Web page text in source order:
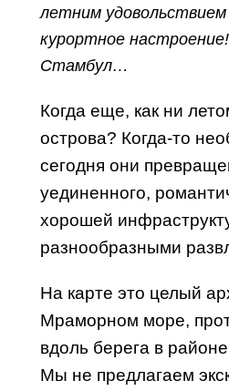
летним удовольствием
курортное
Стамбул…
Когда еще, как ни
острова? Когда-то
сегодня они
уединенного,
хорошей
разнообразными
На карте это целый
Мраморном море,
вдоль берега в
Мы не предлагаем